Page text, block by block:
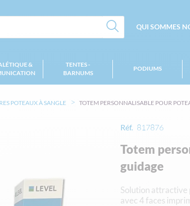
QUI SOMMES
&
TENTES -
BARNUMS
PODIUMS
POTEAUX À SANGLE TOTEM PERSONNALISABLE POUR
Réf. 817876
Totem
guidage
Solution
avec 4 faces